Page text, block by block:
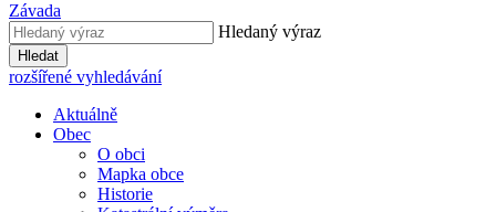
Závada
Hledaný výraz
Hledat
rozšířené vyhledávání
Aktuálně
Obec
O obci
Mapka obce
Historie